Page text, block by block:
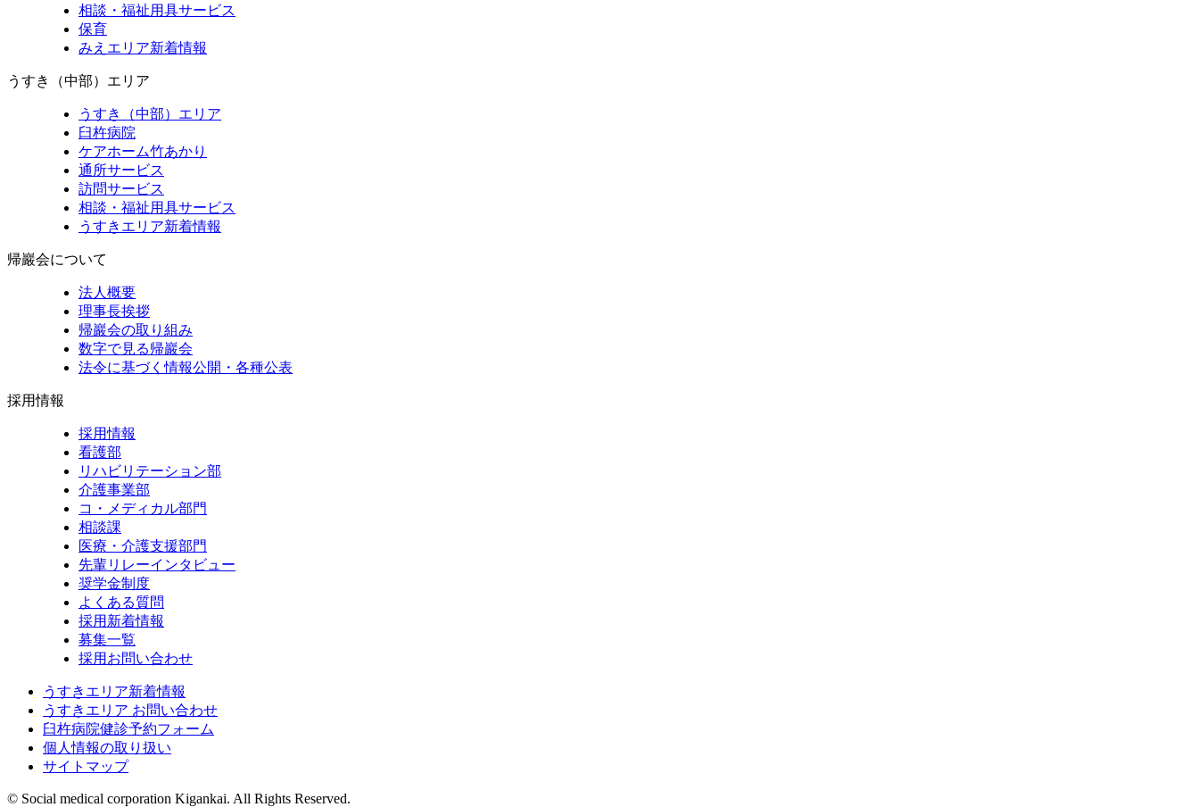
相談・福祉用具サービス
保育
みえエリア新着情報
うすき（中部）エリア
うすき（中部）エリア
臼杵病院
ケアホーム竹あかり
通所サービス
訪問サービス
相談・福祉用具サービス
うすきエリア新着情報
帰巖会について
法人概要
理事長挨拶
帰巖会の取り組み
数字で見る帰巖会
法令に基づく情報公開・各種公表
採用情報
採用情報
看護部
リハビリテーション部
介護事業部
コ・メディカル部門
相談課
医療・介護支援部門
先輩リレーインタビュー
奨学金制度
よくある質問
採用新着情報
募集一覧
採用お問い合わせ
うすきエリア新着情報
うすきエリア お問い合わせ
臼杵病院健診予約フォーム
個人情報の取り扱い
サイトマップ
© Social medical corporation Kigankai. All Rights Reserved.